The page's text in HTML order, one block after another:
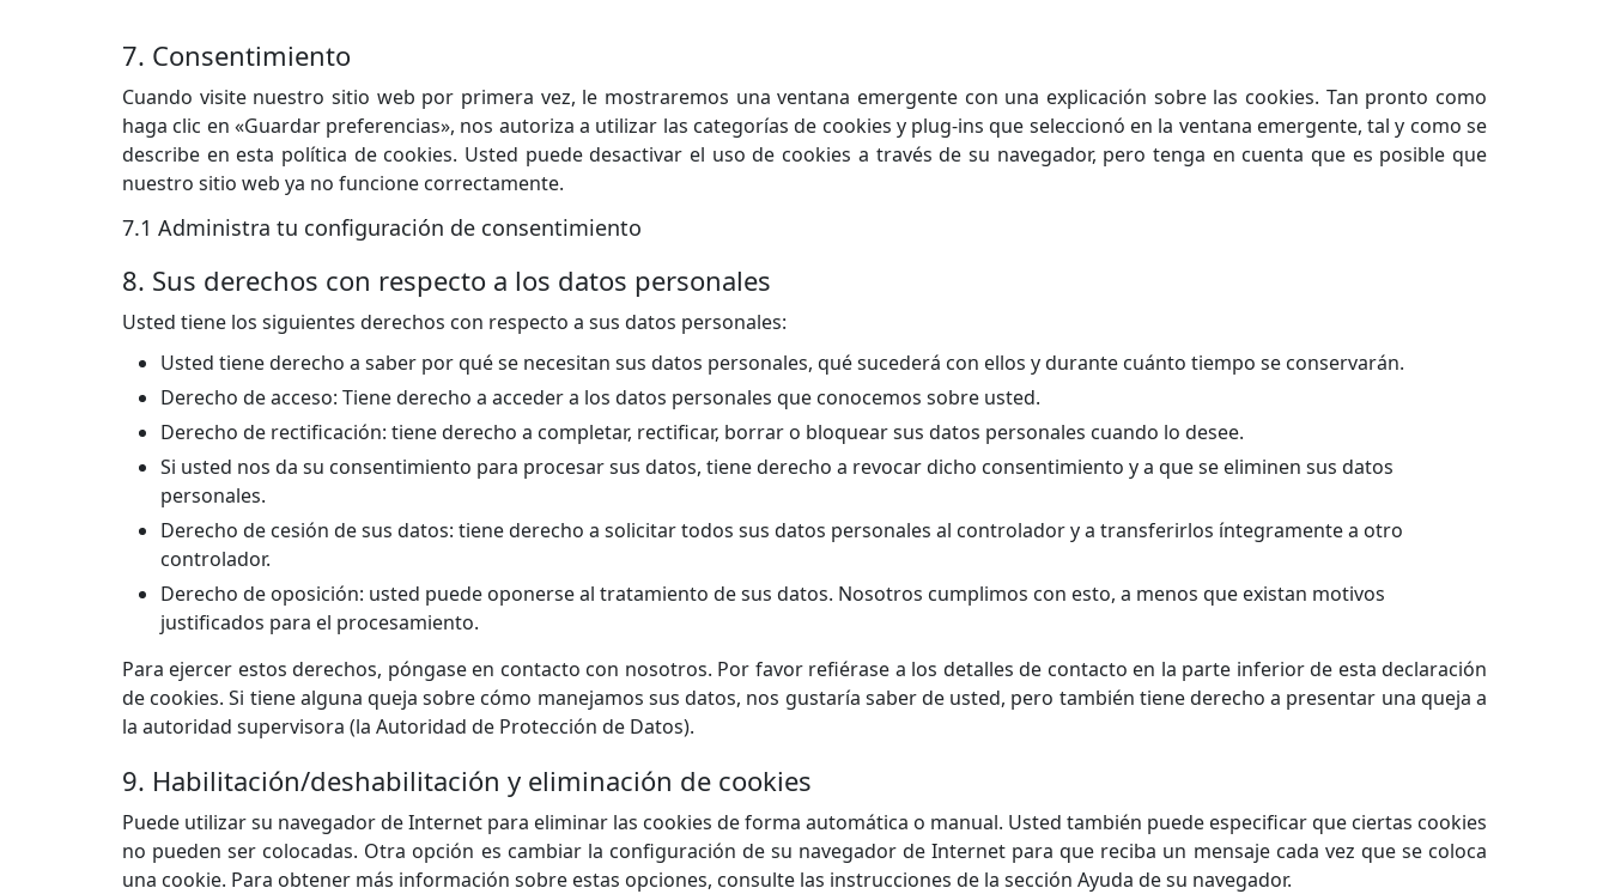
7. Consentimiento
Cuando visite nuestro sitio web por primera vez, le mostraremos una ventana emergente con una explicación sobre las cookies. Tan pronto como
haga clic en «Guardar preferencias», nos autoriza a utilizar las categorías de cookies y plug-ins que seleccionó en la ventana emergente, tal y como se
describe en esta política de cookies. Usted puede desactivar el uso de cookies a través de su navegador, pero tenga en cuenta que es posible que
nuestro sitio web ya no funcione correctamente.
7.1 Administra tu configuración de consentimiento
8. Sus derechos con respecto a los datos personales
Usted tiene los siguientes derechos con respecto a sus datos personales:
Usted tiene derecho a saber por qué se necesitan sus datos personales, qué sucederá con ellos y durante cuánto tiempo se conservarán.
Derecho de acceso: Tiene derecho a acceder a los datos personales que conocemos sobre usted.
Derecho de rectificación: tiene derecho a completar, rectificar, borrar o bloquear sus datos personales cuando lo desee.
Si usted nos da su consentimiento para procesar sus datos, tiene derecho a revocar dicho consentimiento y a que se eliminen sus datos
personales.
Derecho de cesión de sus datos: tiene derecho a solicitar todos sus datos personales al controlador y a transferirlos íntegramente a otro
controlador.
Derecho de oposición: usted puede oponerse al tratamiento de sus datos. Nosotros cumplimos con esto, a menos que existan motivos
justificados para el procesamiento.
Para ejercer estos derechos, póngase en contacto con nosotros. Por favor refiérase a los detalles de contacto en la parte inferior de esta declaración
de cookies. Si tiene alguna queja sobre cómo manejamos sus datos, nos gustaría saber de usted, pero también tiene derecho a presentar una queja a
la autoridad supervisora (la Autoridad de Protección de Datos).
9. Habilitación/deshabilitación y eliminación de cookies
Puede utilizar su navegador de Internet para eliminar las cookies de forma automática o manual. Usted también puede especificar que ciertas cookies
no pueden ser colocadas. Otra opción es cambiar la configuración de su navegador de Internet para que reciba un mensaje cada vez que se coloca
una cookie. Para obtener más información sobre estas opciones, consulte las instrucciones de la sección Ayuda de su navegador.